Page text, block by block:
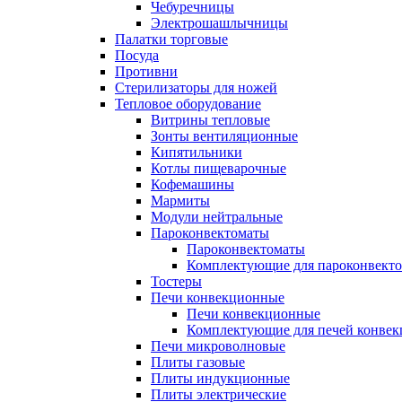
Чебуречницы
Электрошашлычницы
Палатки торговые
Посуда
Противни
Стерилизаторы для ножей
Тепловое оборудование
Витрины тепловые
Зонты вентиляционные
Кипятильники
Котлы пищеварочные
Кофемашины
Мармиты
Модули нейтральные
Пароконвектоматы
Пароконвектоматы
Комплектующие для
Тостеры
Печи конвекционные
Печи конвекционные
Комплектующие для печей
Печи микроволновые
Плиты газовые
Плиты индукционные
Плиты электрические